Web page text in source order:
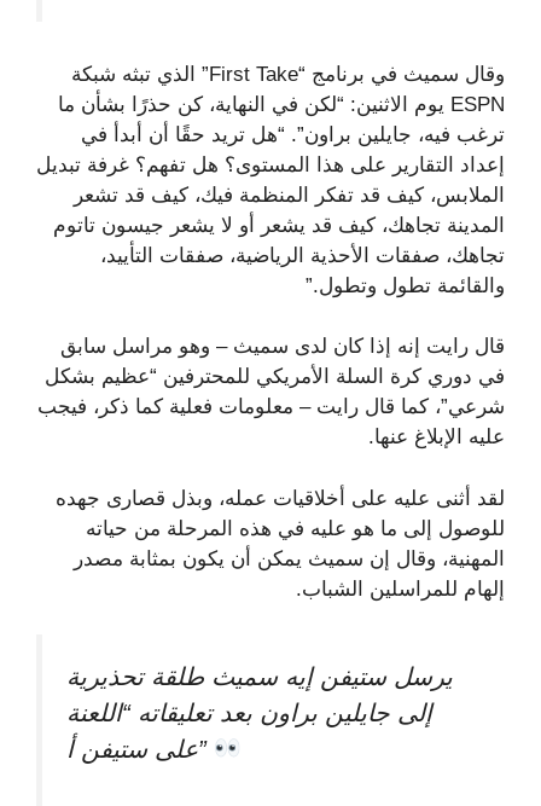
وقال سميث في برنامج “First Take” الذي تبثه شبكة
ESPN يوم الاثنين: “لكن في النهاية، كن حذرًا بشأن ما
ترغب فيه، جايلين براون”. “هل تريد حقًا أن أبدأ في
إعداد التقارير على هذا المستوى؟ هل تفهم؟ غرفة تبديل
الملابس، كيف قد تفكر المنظمة فيك، كيف قد تشعر
المدينة تجاهك، كيف قد يشعر أو لا يشعر جيسون تاتوم
تجاهك، صفقات الأحذية الرياضية، صفقات التأييد،
والقائمة تطول وتطول.”
قال رايت إنه إذا كان لدى سميث – وهو مراسل سابق
في دوري كرة السلة الأمريكي للمحترفين “عظيم بشكل
شرعي”، كما قال رايت – معلومات فعلية كما ذكر، فيجب
عليه الإبلاغ عنها.
لقد أثنى عليه على أخلاقيات عمله، وبذل قصارى جهده
للوصول إلى ما هو عليه في هذه المرحلة من حياته
المهنية، وقال إن سميث يمكن أن يكون بمثابة مصدر
إلهام للمراسلين الشباب.
يرسل ستيفن إيه سميث طلقة تحذيرية
إلى جايلين براون بعد تعليقاته “اللعنة
على ستيفن أ”